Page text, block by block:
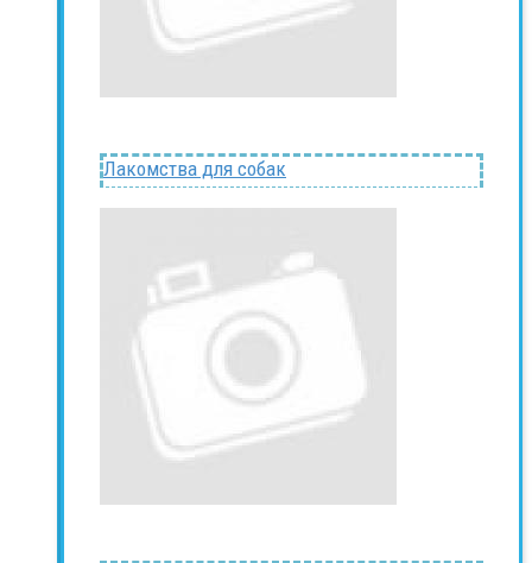
Лакомства для собак